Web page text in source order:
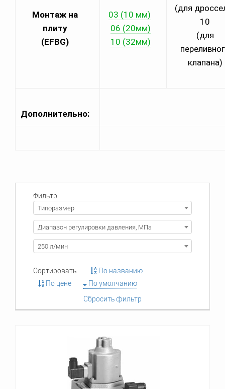
Монтаж на
плиту
(EFBG)
03 (10 мм)
06 (20мм)
10 (32мм)
(для
10
(для
клапана)
Дополнительно:
Фильтр:
Типоразмер
Диапазон регулировки давления, МПа
250 л/мин
Сортировать:
По названию
По цене
По умолчанию
Сбросить фильтр